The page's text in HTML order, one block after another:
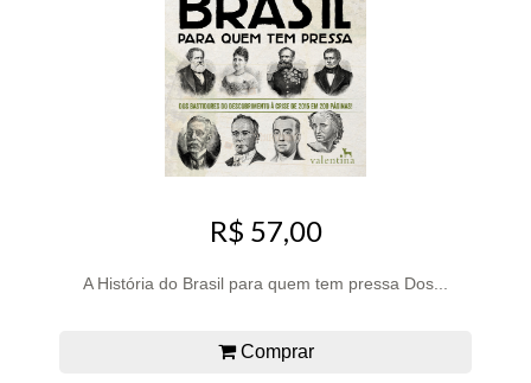
R$ 57,00
A História do Brasil para quem tem pressa Dos...
Comprar